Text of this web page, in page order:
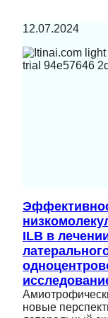
12.07.2024
ILB в
новые